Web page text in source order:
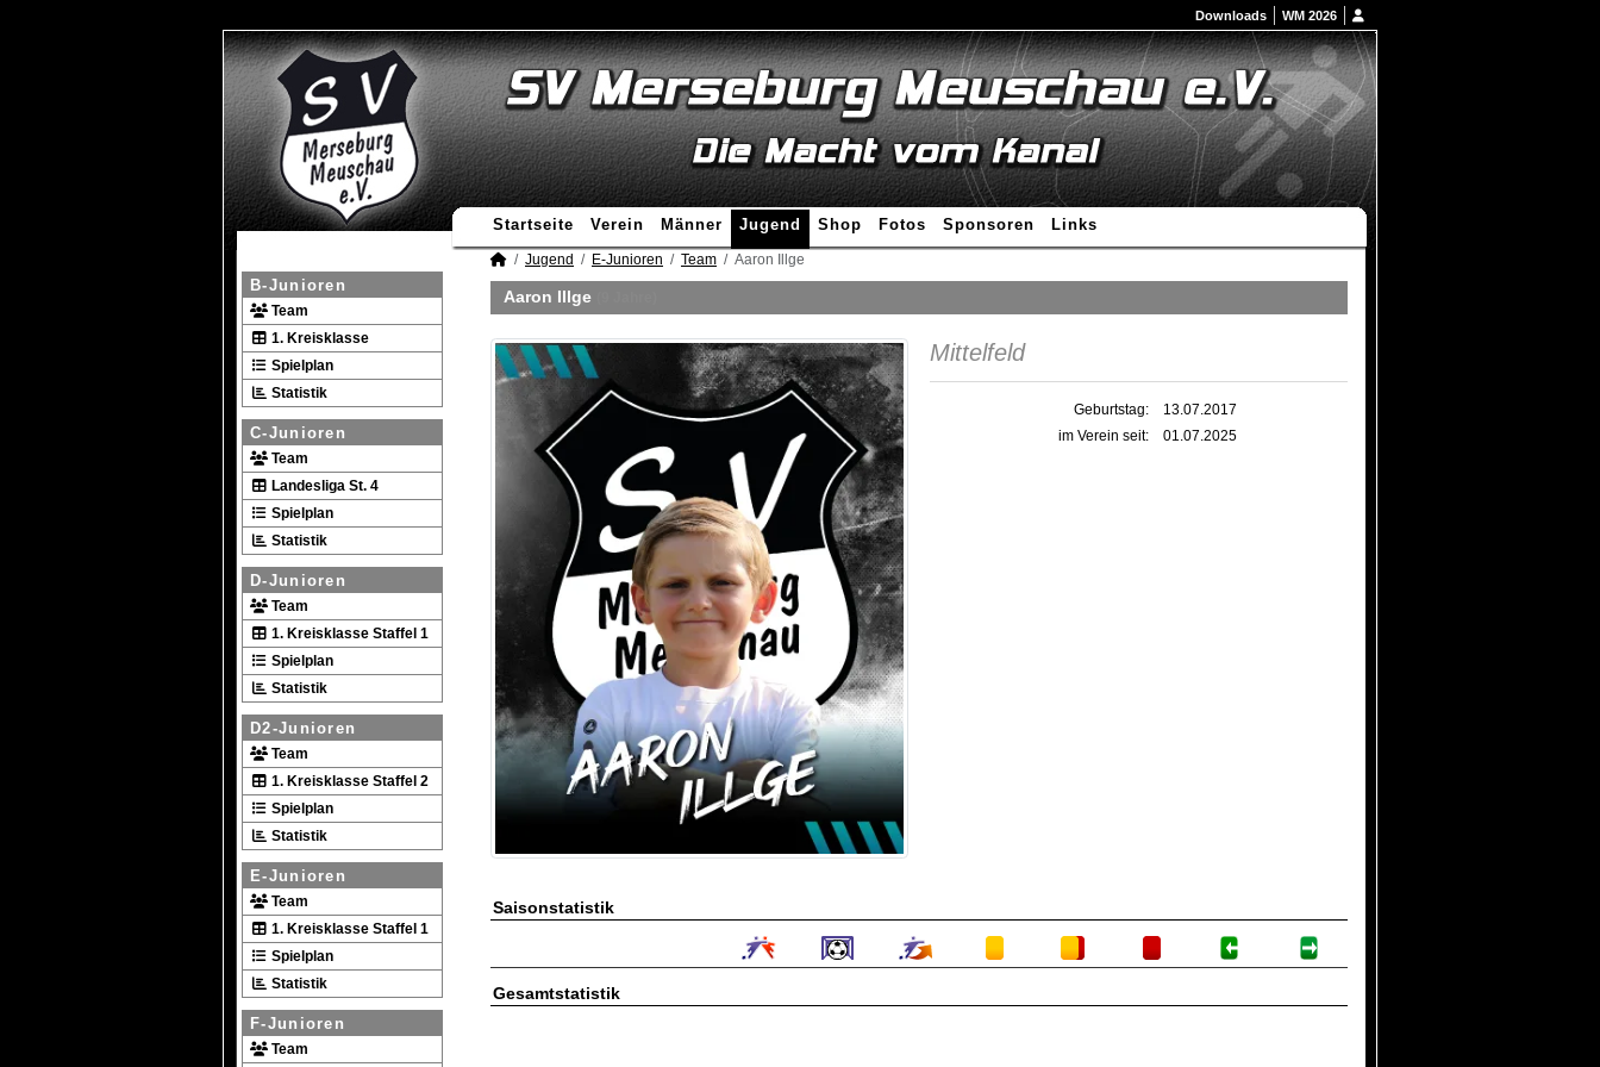
Downloads WM 2026
Startseite Verein Männer Jugend Shop Fotos Sponsoren Links
B-Junioren
Team
1. Kreisklasse
Spielplan
Statistik
C-Junioren
Team
Landesliga St. 4
Spielplan
Statistik
D-Junioren
Team
1. Kreisklasse Staffel 1
Spielplan
Statistik
D2-Junioren
Team
1. Kreisklasse Staffel 2
Spielplan
Statistik
E-Junioren
Team
1. Kreisklasse Staffel 1
Spielplan
Statistik
F-Junioren
Team
Jugend E-Junioren Team Aaron Illge
Aaron Illge
Mittelfeld
Geburtstag:
13.07.2017
im Verein seit:
01.07.2025
Saisonstatistik
Gesamtstatistik